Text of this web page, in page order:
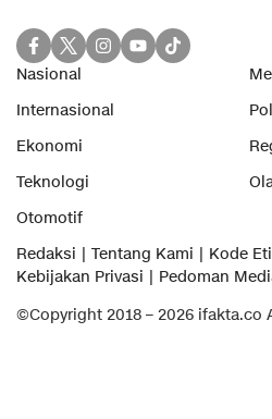
Nasional
Internasional
Ekonomi
Teknologi
Otomotif
Redaksi
Tentang Kami
Kode
Kebijakan Privasi
Pedoman
©Copyright 2018 – 2026 ifakta.co